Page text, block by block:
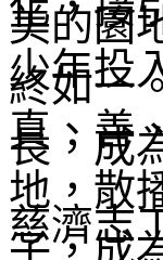
美的園
終如一
長，成
慈濟志